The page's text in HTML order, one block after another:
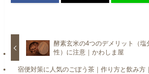
酵素玄米の4つのデメリット（塩
性）に注意｜かわしま屋
宿便対策に人気のごぼう茶｜作り方と飲み方